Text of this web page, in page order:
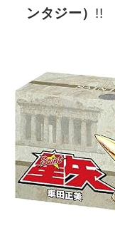
ンタジー） !!